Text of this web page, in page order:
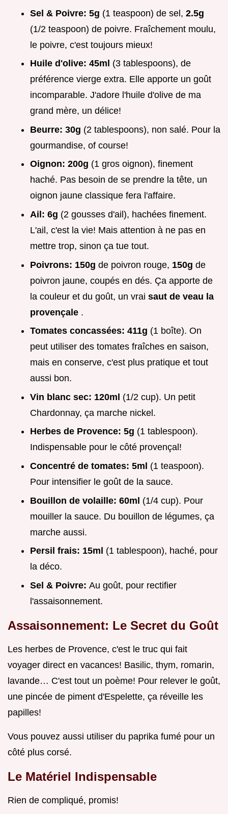
Sel & Poivre: 5g (1 teaspoon) de sel, 2.5g
(1/2 teaspoon) de poivre. Fraîchement moulu,
le poivre, c'est toujours mieux!
Huile d'olive: 45ml (3 tablespoons), de
préférence vierge extra. Elle apporte un goût
incomparable. J'adore l'huile d'olive de ma
grand mère, un délice!
Beurre: 30g (2 tablespoons), non salé. Pour la
gourmandise, of course!
Oignon: 200g (1 gros oignon), finement
haché. Pas besoin de se prendre la tête, un
oignon jaune classique fera l'affaire.
Ail: 6g (2 gousses d'ail), hachées finement.
L'ail, c'est la vie! Mais attention à ne pas en
mettre trop, sinon ça tue tout.
Poivrons: 150g de poivron rouge, 150g de
poivron jaune, coupés en dés. Ça apporte de
la couleur et du goût, un vrai saut de veau la
provençale .
Tomates concassées: 411g (1 boîte). On
peut utiliser des tomates fraîches en saison,
mais en conserve, c'est plus pratique et tout
aussi bon.
Vin blanc sec: 120ml (1/2 cup). Un petit
Chardonnay, ça marche nickel.
Herbes de Provence: 5g (1 tablespoon).
Indispensable pour le côté provençal!
Concentré de tomates: 5ml (1 teaspoon).
Pour intensifier le goût de la sauce.
Bouillon de volaille: 60ml (1/4 cup). Pour
mouiller la sauce. Du bouillon de légumes, ça
marche aussi.
Persil frais: 15ml (1 tablespoon), haché, pour
la déco.
Sel & Poivre: Au goût, pour rectifier
l'assaisonnement.
Assaisonnement: Le Secret du Goût
Les herbes de Provence, c'est le truc qui fait
voyager direct en vacances! Basilic, thym, romarin,
lavande… C'est tout un poème! Pour relever le goût,
une pincée de piment d'Espelette, ça réveille les
papilles!
Vous pouvez aussi utiliser du paprika fumé pour un
côté plus corsé.
Le Matériel Indispensable
Rien de compliqué, promis!